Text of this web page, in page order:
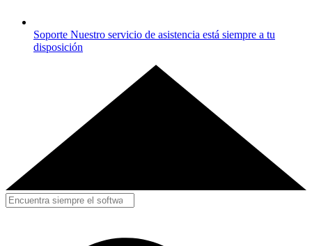
Soporte Nuestro servicio de asistencia está siempre a tu
disposición